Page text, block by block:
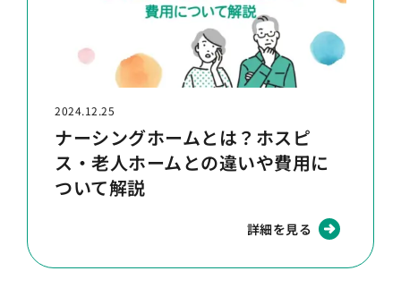
2024.12.25
ナーシングホームとは？ホスピ
ス・老人ホームとの違いや費用に
ついて解説
詳細を見る